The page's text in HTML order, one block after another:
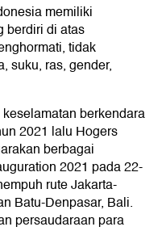
memiliki
berdiri di atas
tidak
suku, ras, gender,
berkendara
2021 lalu Hogers
berbagai
2021 pada 22-
rute Jakarta-
Batu-Denpasar, Bali.
persaudaraan para